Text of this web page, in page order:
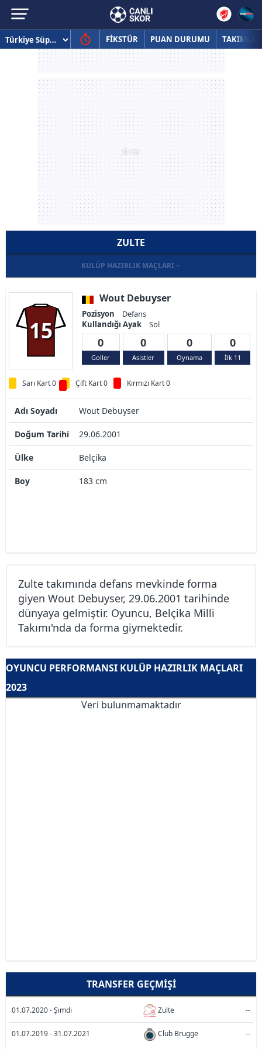
FİKSTÜR PUAN DURUMU TAKIMLAR
ZULTE
KULÜP HAZIRLIK MAÇLARI
15
Wout Debuyser
Pozisyon
Defans
Kullandığı Ayak
Sol
0
Goller
0
Asistler
0
Oynama
0
İlk 11
Sarı Kart 0 Çift Kart 0 Kırmızı Kart 0
Adı Soyadı Wout Debuyser
Doğum Tarihi 29.06.2001
Ülke Belçika
Boy 183 cm
Zulte takımında defans mevkinde forma
giyen Wout Debuyser, 29.06.2001 tarihinde
dünyaya gelmiştir. Oyuncu, Belçika Milli
Takımı'nda da forma giymektedir.
OYUNCU PERFORMANSI KULÜP HAZIRLIK MAÇLARI
2023
Veri bulunmamaktadır
TRANSFER GEÇMIŞI
01.07.2020 - Şimdi Zulte --
01.07.2019 - 31.07.2021 Club Brugge --